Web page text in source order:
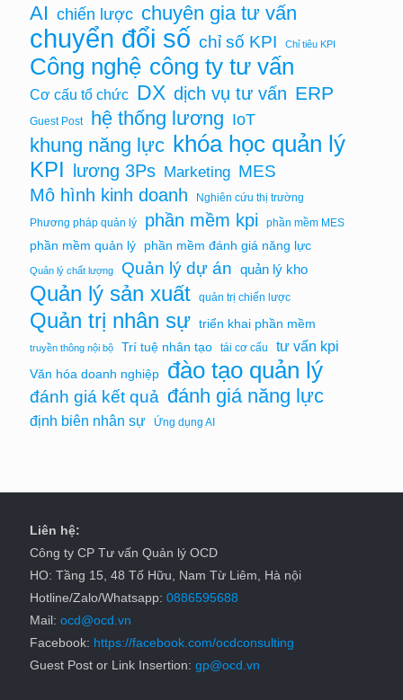
AI chiến lược chuyên gia tư vấn
chuyển đổi số chỉ số KPI Chỉ tiêu KPI
Công nghệ công ty tư vấn
Cơ cấu tổ chức DX dịch vụ tư vấn ERP
Guest Post hệ thống lương IoT
khung năng lực khóa học quản lý
KPI lương 3Ps Marketing MES
Mô hình kinh doanh
Nghiên cứu thị trường
Phương pháp quản lý
phần mềm kpi phần mềm MES
phần mềm quản lý phần mềm đánh giá năng lực
Quản lý chất lượng Quản lý dự án quản lý kho
Quản lý sản xuất quản trị chiến lược
Quản trị nhân sự triển khai phần mềm
truyền thông nội bộ Trí tuệ nhân tạo tái cơ cấu tư vấn kpi
Văn hóa doanh nghiệp đào tạo quản lý
đánh giá kết quả đánh giá năng lực
định biên nhân sự Ứng dụng AI
Liên hệ:
Công ty CP Tư vấn Quản lý OCD
HO: Tầng 15, 48 Tố Hữu, Nam Từ Liêm, Hà nội
Hotline/Zalo/Whatsapp: 0886595688
Mail: ocd@ocd.vn
Facebook: https://facebook.com/ocdconsulting
Guest Post or Link Insertion: gp@ocd.vn